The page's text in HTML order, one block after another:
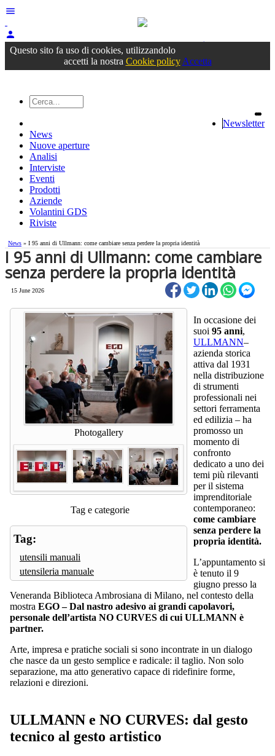
menu
person
Accedioppure registrati
Questo sito fa uso di cookies, utilizzandolo
accetti la nostra Cookie policy Accetta
Newsletter
News
Nuove aperture
Analisi
Interviste
Eventi
Prodotti
Aziende
Volantini GDS
Riviste
News » I 95 anni di Ullmann: come cambiare senza perdere la propria identità
I 95 anni di Ullmann: come cambiare
senza perdere la propria identità
15 June 2026
Photogallery
Tag e categorie
Tag:
utensili manuali
utensileria manuale
In occasione dei
suoi 95 anni,
ULLMANN–
azienda storica
attiva dal 1931
nella distribuzione
di strumenti
professionali nei
settori ferramenta
ed edilizia – ha
promosso un
momento di
confronto
dedicato a uno dei
temi più rilevanti
per il sistema
imprenditoriale
contemporaneo:
come cambiare
senza perdere la
propria identità.
L’appuntamento si
è tenuto il 9
giugno presso la
Veneranda Biblioteca Ambrosiana di Milano, nel contesto della
mostra EGO – Dal nastro adesivo ai grandi capolavori,
personale dell’artista NO CURVES di cui ULLMANN è
partner.
Arte, impresa e pratiche sociali si sono incontrate in un dialogo
che nasce da un gesto semplice e radicale: il taglio. Non solo
separazione, ma atto generativo capace di ridefinire forme,
relazioni e direzioni.
ULLMANN e NO CURVES: dal gesto
tecnico al gesto artistico